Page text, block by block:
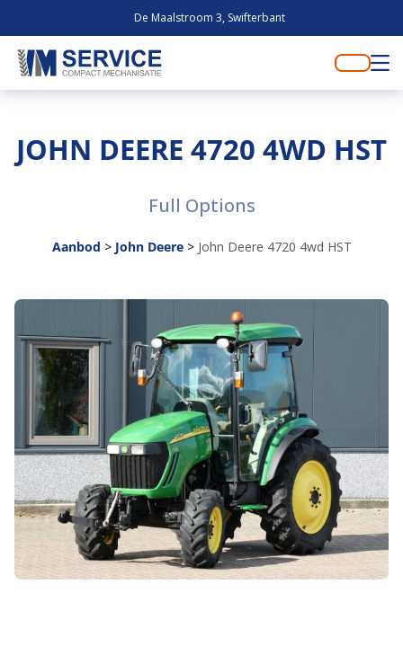
De Maalstroom 3, Swifterbant
JOHN DEERE 4720 4WD HST
Full Options
Aanbod > John Deere> John Deere 4720 4wd HST